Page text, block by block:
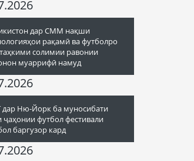
дар СММ нақши
рақамӣ ва футболро
солимии равонии
муаррифӣ намуд
Ню-Йорк ба муносибати
ҷаҳонии футбол фестивали
баргузор кард